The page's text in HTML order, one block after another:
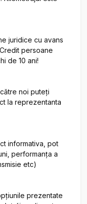
juridice cu avans
persoane
de 10 ani!
noi puteți
la reprezentanta
informativa, pot
performanța a
etc)
prezentate